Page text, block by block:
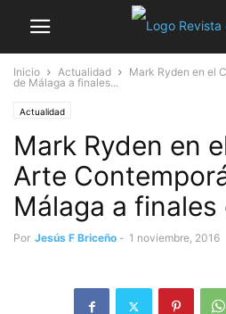
Inicio Actualidad
Mark Ryden en el
de Málaga a finales...
Actualidad
Mark Ryden en
Arte
Málaga a finales
Por Jesús F Briceño - 1 noviembre, 2016